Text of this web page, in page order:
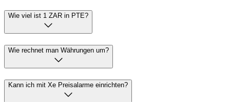
Wie viel ist 1 ZAR in PTE?
Wie rechnet man Währungen um?
Kann ich mit Xe Preisalarme einrichten?